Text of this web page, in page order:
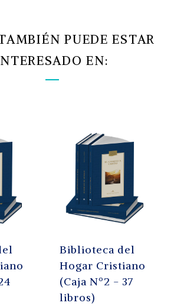
PUEDE ESTAR
EN:
Biblioteca del
Hogar Cristiano
(Caja Nº2 - 37
libros)